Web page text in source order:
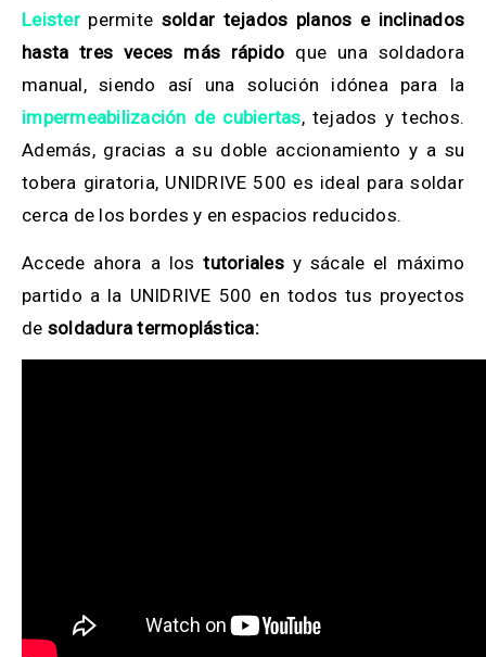
Leisterpermite soldar tejados planos e inclinados
hasta tres veces más rápido que una soldadora
manual, siendo así una solución idónea para la
impermeabilización de cubiertas, tejados y techos.
Además, gracias a su doble accionamiento y a su
tobera giratoria, UNIDRIVE 500 es ideal para soldar
cerca de los bordes y en espacios reducidos.
Accede ahora a lostutoriales y sácale el máximo
partido a la UNIDRIVE 500 en todos tus proyectos
de soldadura termoplástica: